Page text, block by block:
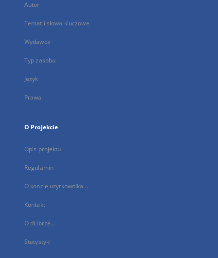
Autor
Temat i słowa kluczowe
Wydawca
Typ zasobu
Język
Prawa
O Projekcie
Opis projektu
Regulamin
O koncie użytkownika...
Kontakt
O dLibrze...
Statystyki